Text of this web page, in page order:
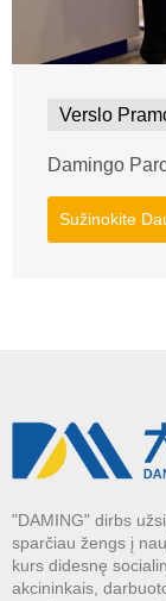
Verslo
Damingo
Sužinokite
"DAMING" dirbs
sparčiau žengs į
kurs didesnę
akcininkais,